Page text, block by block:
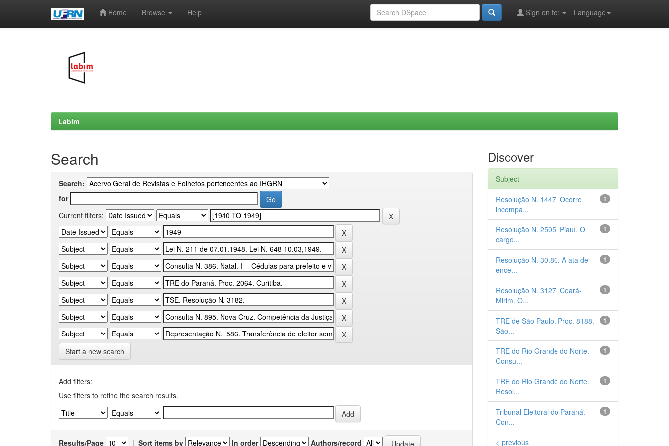
Home Browse Help Language
Sign on to:
Labim
Search
Search:
for
Current filters:
Start a new search
Add filters:
Use filters to refine the search results.
Results/Page | Sort items by In order Authors/record
Discover
Subject
1
Resolução N. 1447. Ocorre
incompa...
1
Resolução N. 2505. Piauí. O
cargo...
1
Resolução N. 30.80. A ata de
ence...
1
Resolução N. 3127. Ceará-
Mirim. O...
1
TRE de São Paulo. Proc. 8188.
São...
1
TRE do Rio Grande do Norte.
Consu...
1
TRE do Rio Grande do Norte.
Resol...
1
Tribunal Eleitoral do Paraná.
Con...
< previous